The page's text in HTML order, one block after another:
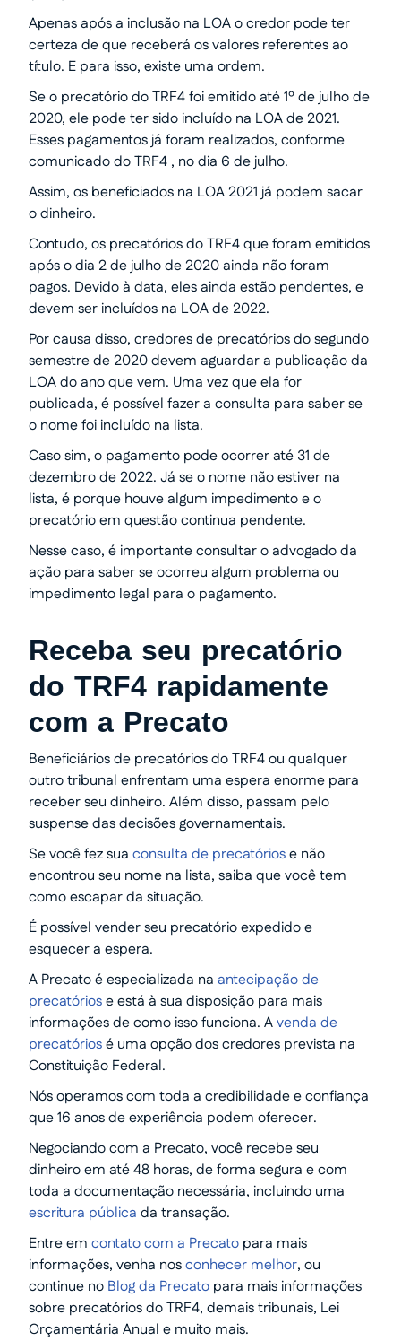
Apenas após a inclusão na LOA o credor pode ter
certeza de que receberá os valores referentes ao
título. E para isso, existe uma ordem.
Se o precatório do TRF4 foi emitido até 1º de julho de
2020, ele pode ter sido incluído na LOA de 2021.
Esses pagamentos já foram realizados, conforme
comunicado do TRF4 , no dia 6 de julho.
Assim, os beneficiados na LOA 2021 já podem sacar
o dinheiro.
Contudo, os precatórios do TRF4 que foram emitidos
após o dia 2 de julho de 2020 ainda não foram
pagos. Devido à data, eles ainda estão pendentes, e
devem ser incluídos na LOA de 2022.
Por causa disso, credores de precatórios do segundo
semestre de 2020 devem aguardar a publicação da
LOA do ano que vem. Uma vez que ela for
publicada, é possível fazer a consulta para saber se
o nome foi incluído na lista.
Caso sim, o pagamento pode ocorrer até 31 de
dezembro de 2022. Já se o nome não estiver na
lista, é porque houve algum impedimento e o
precatório em questão continua pendente.
Nesse caso, é importante consultar o advogado da
ação para saber se ocorreu algum problema ou
impedimento legal para o pagamento.
Receba seu precatório
do TRF4 rapidamente
com a Precato
Beneficiários de precatórios do TRF4 ou qualquer
outro tribunal enfrentam uma espera enorme para
receber seu dinheiro. Além disso, passam pelo
suspense das decisões governamentais.
Se você fez sua consulta de precatóriose não
encontrou seu nome na lista, saiba que você tem
como escapar da situação.
É possível vender seu precatório expedido e
esquecer a espera.
A Precato é especializada na antecipação de
precatóriose está à sua disposição para mais
informações de como isso funciona. Avenda de
precatóriosé uma opção dos credores prevista na
Constituição Federal.
Nós operamos com toda a credibilidade e confiança
que 16 anos de experiência podem oferecer.
Negociando com a Precato, você recebe seu
dinheiro em até 48 horas, de forma segura e com
toda a documentação necessária, incluindo uma
escritura pública da transação.
Entre em contato com a Precato para mais
informações, venha nosconhecer melhor, ou
continue no Blog da Precato para mais informações
sobre precatórios do TRF4, demais tribunais, Lei
Orçamentária Anual e muito mais.